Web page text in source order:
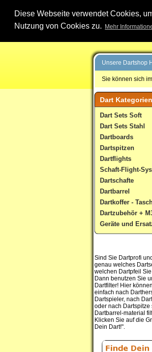
Diese Webseite verwendet Cookies,
Nutzung von Cookies zu.
Mehr
Unsere Dartshop
Sie können sich
Dart Kategorien
Dart Sets Soft
Dart Sets Stahl
Dartboards
Dartspitzen
Dartflights
Schaft-Flight-
Dartschafte
Dartbarrel
Dartkoffer -
Dartzubehör +
Geräte und
Sind Sie Dartprofi
genau welches
welchen Dartpfeil
Dann benutzen Sie
Dartfilter! Hier
einfach nach
Dartspieler, nach
oder nach Dartspitze
Dartbarrel-material
Klicken Sie auf die
Dein Dart!".